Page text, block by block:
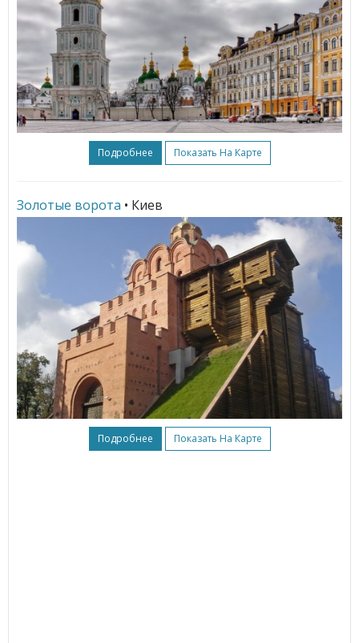
Подробнее Показать На Карте
Золотые ворота • Киев
Подробнее Показать На Карте